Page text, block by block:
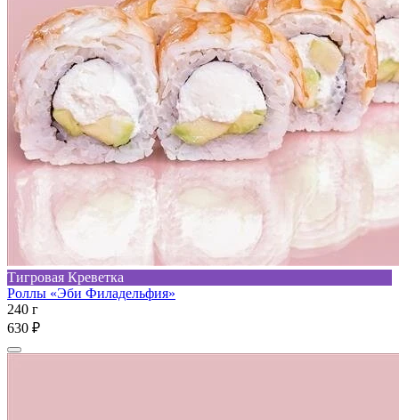
Тигровая Креветка
Роллы «Эби Филадельфия»
240 г
630 ₽